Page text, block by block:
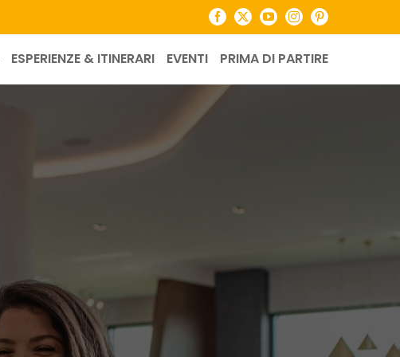
Facebook
X YouTubeInstagramPinterest
ESPERIENZE & ITINERARI EVENTI PRIMA DI PARTIRE